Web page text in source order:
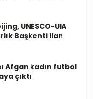
UNESCO-UIA
Başkenti ilan
Afgan kadın futbol
çıktı